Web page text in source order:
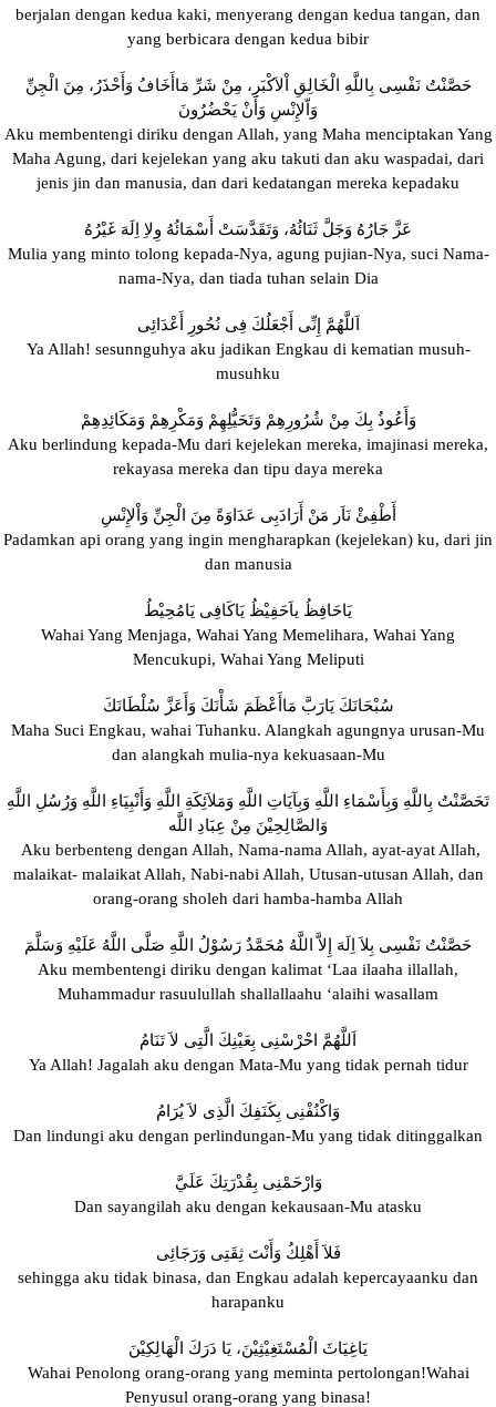
berjalan dengan kedua kaki, menyerang dengan kedua tangan, dan
yang berbicara dengan kedua bibir
حَصَّنْتُ نَفْسِى بِاللَّهِ الْخَالِقِ اْلاَكْبَرِ، مِنْ شَرِّ مَاأَخَافُ وَأَحْذَرُ، مِنَ الْجِنِّ
وَاّلإِنْسِ وَأَنْ يَحْضُرُونَ
Aku membentengi diriku dengan Allah, yang Maha menciptakan Yang
Maha Agung, dari kejelekan yang aku takuti dan aku waspadai, dari
jenis jin dan manusia, dan dari kedatangan mereka kepadaku
عَزَّ جَارُهُ وَجَلَّ ثَنَائُهُ، وَتَقَدَّسَتْ أَسْمَائُهُ وِلاِ اِلَهَ غَيْرُهُ
Mulia yang minto tolong kepada-Nya, agung pujian-Nya, suci Nama-
nama-Nya, dan tiada tuhan selain Dia
اَللَّهُمَّ إِنِّى أَجْعَلُكَ فِى نُحُورِ أَعْدَائِى
Ya Allah! sesunnguhya aku jadikan Engkau di kematian musuh-
musuhku
وَأَعُوذُ بِكَ مِنْ شُرُورِهِمْ وَتَحَيُّلِهِمْ وَمَكْرِهِمْ وَمَكَائِدِهِمْ
Aku berlindung kepada-Mu dari kejelekan mereka, imajinasi mereka,
rekayasa mereka dan tipu daya mereka
أَطْفِئْ نَاَر مَنْ أَرَادَبِى عَدَاوَةً مِنَ الْجِنِّ وَاْلإِنْسِ
Padamkan api orang yang ingin mengharapkan (kejelekan) ku, dari jin
dan manusia
يَاحَافِظُ ياَحَفِيْظُ يَاكَافِى يَامُحِيْطُ
Wahai Yang Menjaga, Wahai Yang Memelihara, Wahai Yang
Mencukupi, Wahai Yang Meliputi
سُبْحَانَكَ يَارَبَّ مَاأَعْظَمَ شَأْنَكَ وَأَعَزَّ سُلْطَانَكَ
Maha Suci Engkau, wahai Tuhanku. Alangkah agungnya urusan-Mu
dan alangkah mulia-nya kekuasaan-Mu
تَحَصَّنْتُ بِاللَّهِ وَبِأَسْمَاءِ اللَّهِ وَبِآيَاتِ اللَّهِ وَمَلاَئِكَةِ اللَّهِ وَأَنْبِيَاءِ اللَّهِ وَرُسُلِ اللَّهِ
وَالصَّالِحِيْنَ مِنْ عِبَادِ اللَّه
Aku berbenteng dengan Allah, Nama-nama Allah, ayat-ayat Allah,
malaikat- malaikat Allah, Nabi-nabi Allah, Utusan-utusan Allah, dan
orang-orang sholeh dari hamba-hamba Allah
حَصَّنْتُ نَفْسِى بِلاَ اِلَهَ إِلاَّ اللَّهُ مُحَمَّدٌ رَسُوْلُ اللَّهِ صَلَّى اللَّهُ عَلَيْهِ وَسَلَّمَ
Aku membentengi diriku dengan kalimat ‘Laa ilaaha illallah,
Muhammadur rasuulullah shallallaahu ‘alaihi wasallam
اَللَّهُمَّ احْرْسْنِى بِعَيْنِكَ الَّتِى لاَ تَنَامُ
Ya Allah! Jagalah aku dengan Mata-Mu yang tidak pernah tidur
وَاكْنُفْنِى بِكَنَفِكَ الَّذِى لاَ يُرَامُ
Dan lindungi aku dengan perlindungan-Mu yang tidak ditinggalkan
وَارْحَمْنِى بِقُدْرَتِكَ عَلَيَّ
Dan sayangilah aku dengan kekausaan-Mu atasku
فَلاَ أَهْلِكُ وَأَنْتَ ثِقَتِى وَرَجَائِى
sehingga aku tidak binasa, dan Engkau adalah kepercayaanku dan
harapanku
يَاغِيَاثَ الْمُسْتَغِيْثِيْنَ، يَا دَرَكَ الْهَالِكِيْنَ
Wahai Penolong orang-orang yang meminta pertolongan!Wahai
Penyusul orang-orang yang binasa!